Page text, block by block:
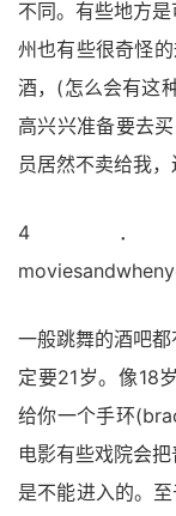
不同。有些地方
州也有些很奇怪
酒，(怎么会有这
高兴兴准备要去
员居然不卖给我
4．
一般跳舞的酒吧
定要21岁。像18
给你一个手环
电影有些戏院会
是不能进入的。